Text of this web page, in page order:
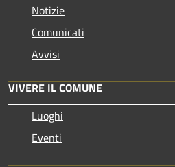
Notizie
Comunicati
Avvisi
VIVERE IL COMUNE
Luoghi
Eventi